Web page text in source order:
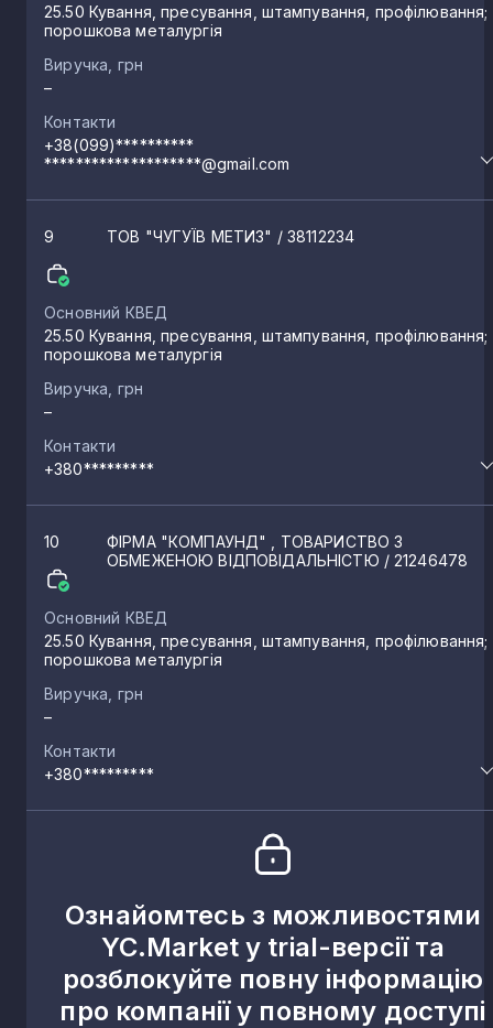
25.50 Кування, пресування, штампування, профілювання;
порошкова металургія
Виручка, грн
–
Контакти
+38(099)**********
********************@gmail.com
9 ТОВ "ЧУГУЇВ МЕТИЗ" / 38112234
Основний КВЕД
25.50 Кування, пресування, штампування, профілювання;
порошкова металургія
Виручка, грн
–
Контакти
+380*********
10
ФІРМА "КОМПАУНД" , ТОВАРИСТВО З
ОБМЕЖЕНОЮ ВІДПОВІДАЛЬНІСТЮ / 21246478
Основний КВЕД
25.50 Кування, пресування, штампування, профілювання;
порошкова металургія
Виручка, грн
–
Контакти
+380*********
Ознайомтесь з можливостями
YC.Market у trial-версії та
розблокуйте повну інформацію
про компанії у повному доступі